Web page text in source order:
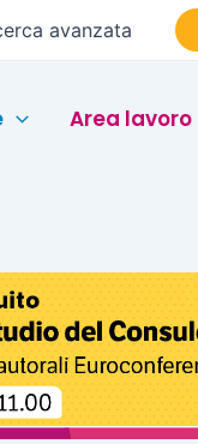
avanzata
Area lavoro